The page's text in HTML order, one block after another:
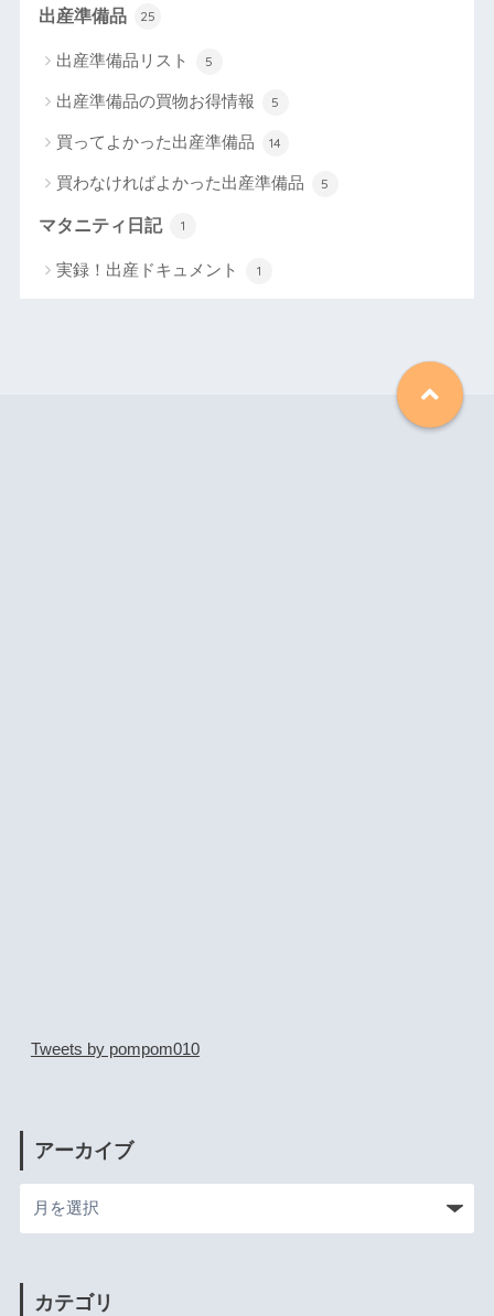
出産準備品 25
出産準備品リスト 5
出産準備品の買物お得情報 5
買ってよかった出産準備品 14
買わなければよかった出産準備品 5
マタニティ日記 1
実録！出産ドキュメント 1
Tweets by pompom010
アーカイブ
カテゴリ